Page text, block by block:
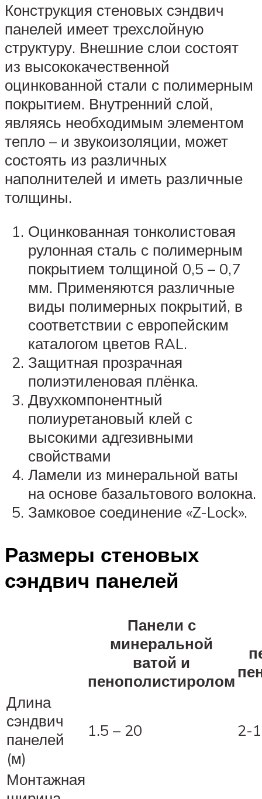
Конструкция стеновых сэндвич
панелей имеет трехслойную
структуру. Внешние слои состоят
из высококачественной
оцинкованной стали с полимерным
покрытием. Внутренний слой,
являясь необходимым элементом
тепло – и звукоизоляции, может
состоять из различных
наполнителей и иметь различные
толщины.
Оцинкованная тонколистовая
рулонная сталь с полимерным
покрытием толщиной 0,5 – 0,7
мм. Применяются различные
виды полимерных покрытий, в
соответствии с европейским
каталогом цветов RAL.
Защитная прозрачная
полиэтиленовая плёнка.
Двухкомпонентный
полиуретановый клей с
высокими адгезивными
свойствами
Ламели из минеральной ваты
на основе базальтового волокна.
Замковое соединение «Z-Lock».
Размеры стеновых
сэндвич панелей
Панели с
минеральной
ватой и
пенополистиролом
Длина
сэндвич
панелей
(м)
1.5 – 20 2-
Монтажная